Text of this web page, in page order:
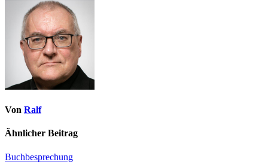
Von Ralf
Ähnlicher Beitrag
Buchbesprechung